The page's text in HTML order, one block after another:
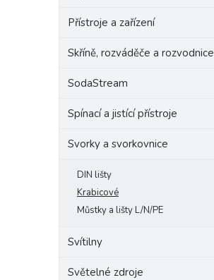
Přístroje a zařízení
Skříně, rozváděče a rozvodnice
SodaStream
Spínací a jistící přístroje
Svorky a svorkovnice
DIN lišty
Krabicové
Můstky a lišty L/N/PE
Svítilny
Světelné zdroje